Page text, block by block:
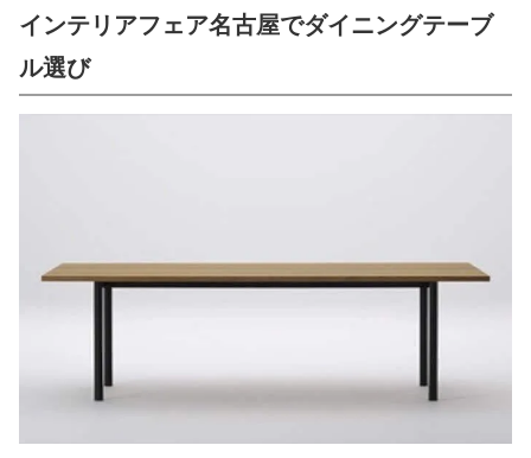
インテリアフェア名古屋でダイニングテーブ
ル選び